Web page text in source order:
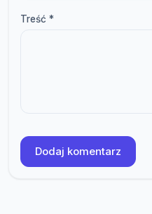
Treść *
Dodaj komentarz